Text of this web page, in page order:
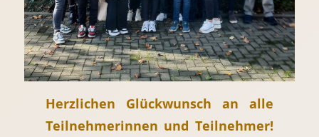
Herzlichen Glückwunsch an alle
Teilnehmerinnen und Teilnehmer!